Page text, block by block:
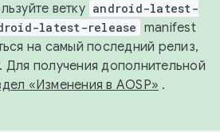
ветку android-latest-
latest-release manifest
на самый последний релиз,
Для получения дополнительной
«Изменения в AOSP» .